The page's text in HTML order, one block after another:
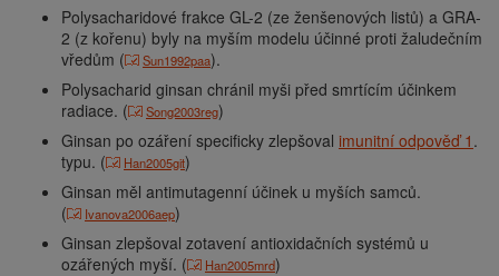
Polysacharidové frakce GL-2 (ze ženšenových listů) a GRA-
2 (z kořenu) byly na myším modelu účinné proti žaludečním
vředům (
Sun1992paa).
Polysacharid ginsan chránil myši před smrtícím účinkem
radiace. (
Song2003reg)
Ginsan po ozáření specificky zlepšoval imunitní odpověď 1 .
typu. (
Han2005git)
Ginsan měl antimutagenní účinek u myších samců.
(
Ivanova2006aep)
Ginsan zlepšoval zotavení antioxidačních systémů u
ozářených myší. (
Han2005mrd)